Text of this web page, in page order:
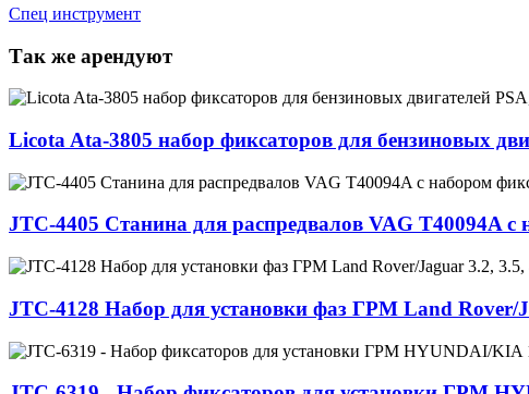
Спец инструмент
Так же арендуют
Licota Ata-3805 набор фиксаторов для бензиновых
JТС-4405 Cтанина для распредвалов VAG T40094A с
JTC-4128 Набор для установки фаз ГРМ Land Rover/